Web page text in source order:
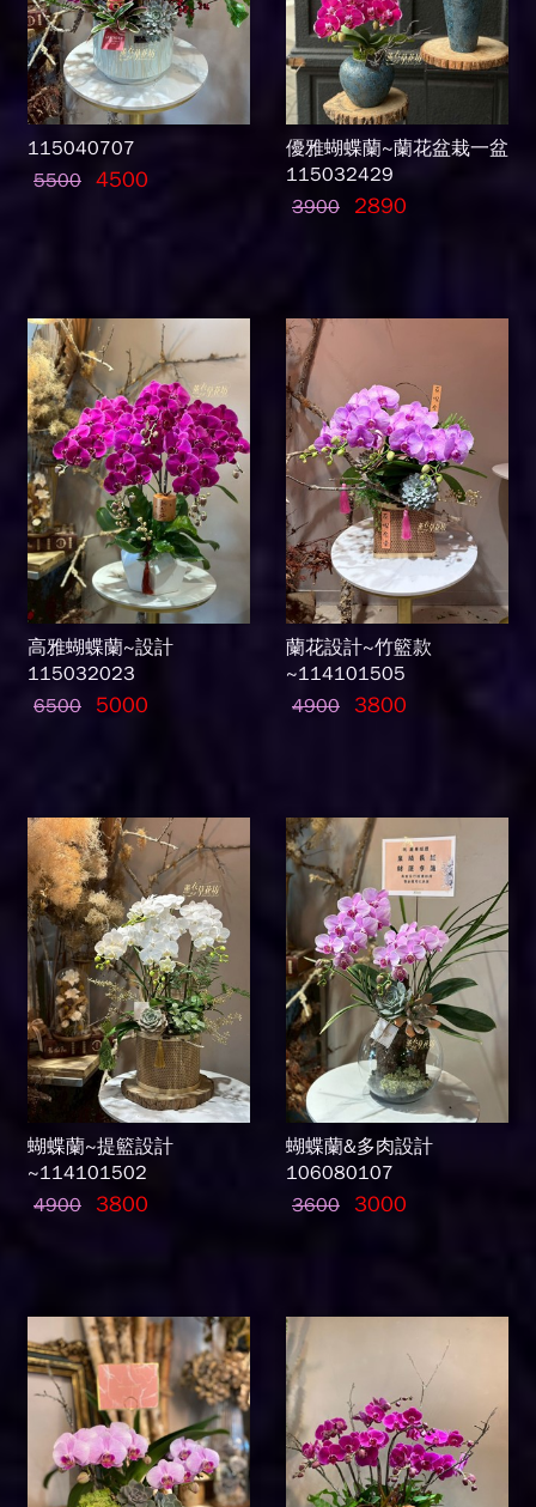
115040707
5500 4500
優雅蝴蝶蘭~蘭花盆栽一盆
115032429
3900
2890
高雅蝴蝶蘭~設計
115032023
6500
5000
蘭花設計~竹籃款
~114101505
4900 3800
蝴蝶蘭~提籃設計
~114101502
4900 3800
蝴蝶蘭&多肉設計
106080107
3600 3000